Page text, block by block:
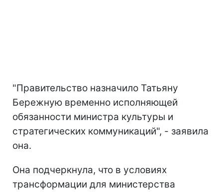
"Правительство назначило Татьяну
Бережную временно исполняющей
обязанности министра культуры и
стратегических коммуникаций", - заявила
она.
Она подчеркнула, что в условиях
трансформации для министерства